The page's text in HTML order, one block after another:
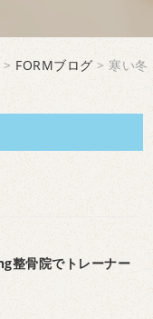
> FORMブログ > 寒い冬
整骨院でトレーナー